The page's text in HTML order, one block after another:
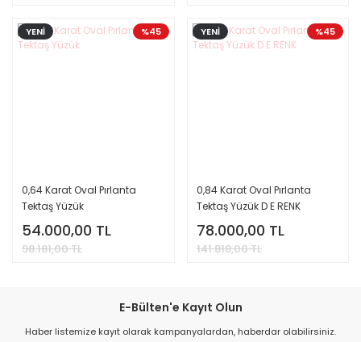
%45
YENİ
0,64 Karat Oval Pırlanta
Tektaş Yüzük
54.000,00 TL
98.181,00 TL
%45
YENİ
0,84 Karat Oval Pırlanta
Tektaş Yüzük D E RENK
78.000,00 TL
141.818,00 TL
E-Bülten'e Kayıt Olun
Haber listemize kayıt olarak kampanyalardan, haberdar olabilirsiniz.